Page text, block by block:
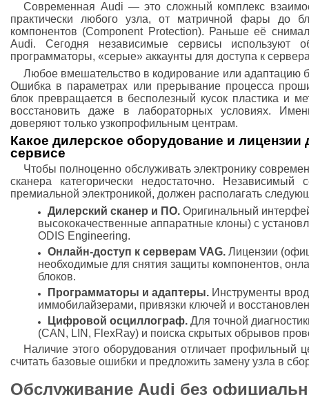
Современная Audi — это сложный комплекс
практически любого узла, от матричной фары до
компонентов (Component Protection). Раньше её
Audi. Сегодня независимые сервисы используют
программаторы, «серые» аккаунты для доступа к
Любое вмешательство в кодирование или адаптацию
Ошибка в параметрах или прерывание процесса
блок превращается в бесполезный кусок пластика и
восстановить даже в лабораторных условиях.
доверяют только узкопрофильным центрам.
Какое дилерское оборудование и
сервисе
Чтобы полноценно обслуживать электронику
сканера категорически недостаточно.
премиальной электроникой, должен располагать
Дилерский сканер и ПО. Оригинальный
высококачественные аппаратные клоны) с
ODIS Engineering.
Онлайн-доступ к серверам VAG. Лицензии
необходимые для снятия защиты компонентов,
блоков.
Программаторы и адаптеры. Инструменты
иммобилайзерами, привязки ключей и
Цифровой осциллограф. Для точной
(CAN, LIN, FlexRay) и поиска скрытых обрывов
Наличие этого оборудования отличает профильный
считать базовые ошибки и предложить замену узла в
Обслуживание Audi без